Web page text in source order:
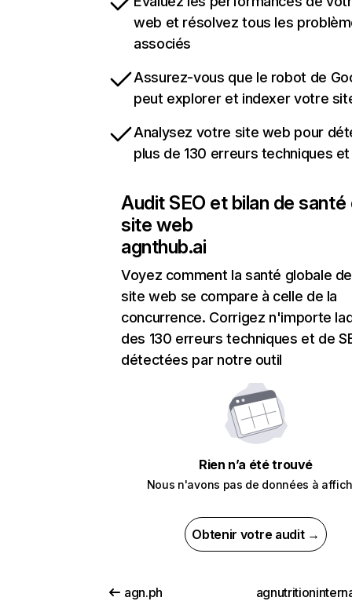
web et résolvez tous les
associés
Assurez-vous que le robot de
peut explorer et indexer votre
Analysez votre site web pour
plus de 130 erreurs techniques et
Audit SEO et bilan de santé
site web
agnthub.ai
Voyez comment la santé globale
site web se compare à celle de la
concurrence. Corrigez n'importe
des 130 erreurs techniques et de
détectées par notre outil
Rien n’a été trouvé
Nous n'avons pas de données à
Obtenir votre audit →
agn.ph